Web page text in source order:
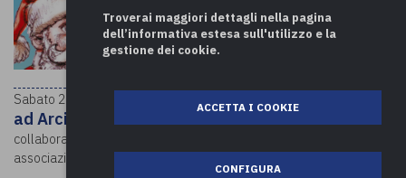
Sabato 26 e domenica 27 novembre torna “
ad Arcisate
collaborazione con l’Assessorato alla cultura ed il supporto di
associazioni locali.
Troverai maggiori dettagli nella pagina
dell’informativa estesa sull'utilizzo e la
gestione dei cookie.
ACCETTA I COOKIE
CONFIGURA